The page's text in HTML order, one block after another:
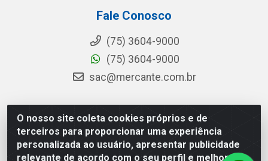
O nosso site coleta cookies próprios e de
terceiros para proporcionar uma experiência
personalizada ao usuário, apresentar publicidade
relevante de acordo com o seu perfil e melhorar a
Fale Conosco
(75) 3604-9000
(75) 3604-9000
sac@mercante.com.br
Mercante Distribuidora - Rua Mercante, 699 - Aviário,
Feira de Santana/BA - CEP 44.096-218 - CNPJ
96.755.848/0001-08